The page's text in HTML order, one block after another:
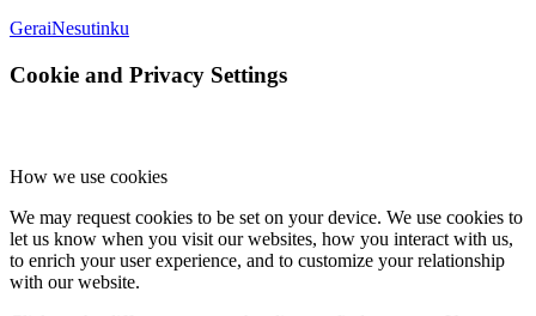
GeraiNesutinku
Cookie and Privacy Settings
How we use cookies
We may request cookies to be set on your device. We use cookies to
let us know when you visit our websites, how you interact with us,
to enrich your user experience, and to customize your relationship
with our website.